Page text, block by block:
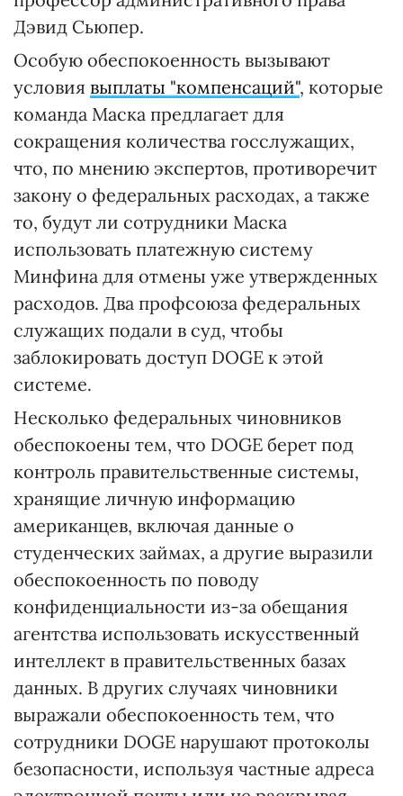
Дэвид Сьюпер.
Особую обеспокоенность вызывают
условия выплаты "компенсаций", которые
команда Маска предлагает для
сокращения количества госслужащих,
что, по мнению экспертов, противоречит
закону о федеральных расходах, а также
то, будут ли сотрудники Маска
использовать платежную систему
Минфина для отмены уже утвержденных
расходов. Два профсоюза федеральных
служащих подали в суд, чтобы
заблокировать доступ DOGE к этой
системе.
Несколько федеральных чиновников
обеспокоены тем, что DOGE берет под
контроль правительственные системы,
хранящие личную информацию
американцев, включая данные о
студенческих займах, а другие выразили
обеспокоенность по поводу
конфиденциальности из-за обещания
агентства использовать искусственный
интеллект в правительственных базах
данных. В других случаях чиновники
выражали обеспокоенность тем, что
сотрудники DOGE нарушают протоколы
безопасности, используя частные адреса